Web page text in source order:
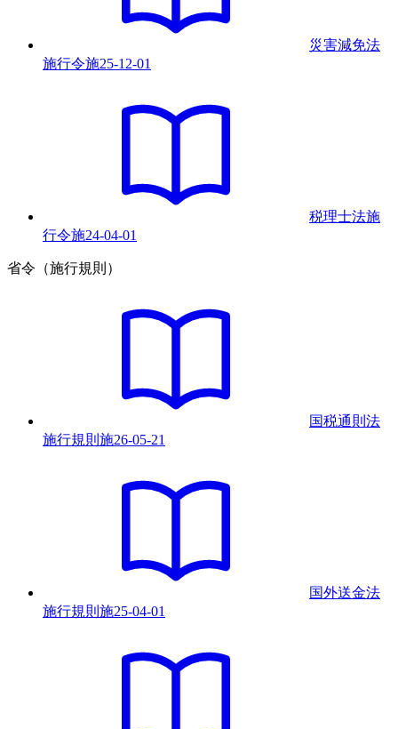
災害減免法
施行令施25-12-01
税理士法施
行令施24-04-01
省令（施行規則）
国税通則法
施行規則 施26-05-21
国外送金法
施行規則 施25-04-01